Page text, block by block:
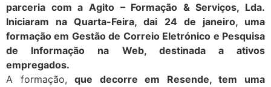
parceria com a Agito – Formação & Serviços, Lda.
Iniciaram na Quarta-Feira, dai 24 de janeiro, uma
formação em Gestão de Correio Eletrónico e Pesquisa
de Informação na Web, destinada a ativos
empregados.
A formação,que decorre em Resende, tem uma